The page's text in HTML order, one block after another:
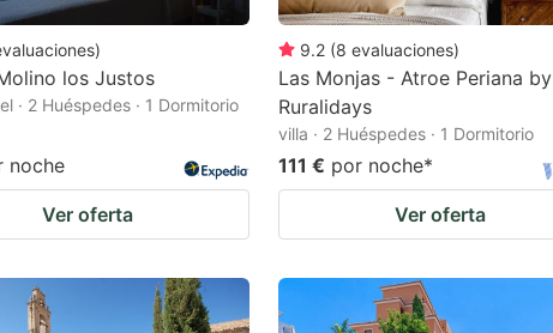
)
los Justos
· 2 Huéspedes · 1 Dormitorio
noche
Ver oferta
9.2 (8 evaluaciones)
Las Monjas - Atroe Periana by
Ruralidays
villa · 2 Huéspedes · 1 Dormitorio
111 € por noche*
Ver oferta